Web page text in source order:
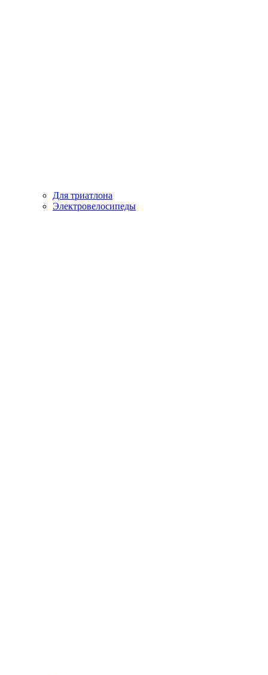
Для триатлона
Электровелосипеды